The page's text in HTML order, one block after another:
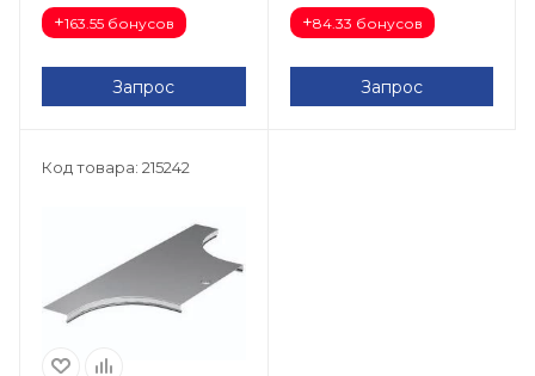
+163.55 бонусов
Запрос
+84.33 бонусов
Запрос
Код товара: 215242